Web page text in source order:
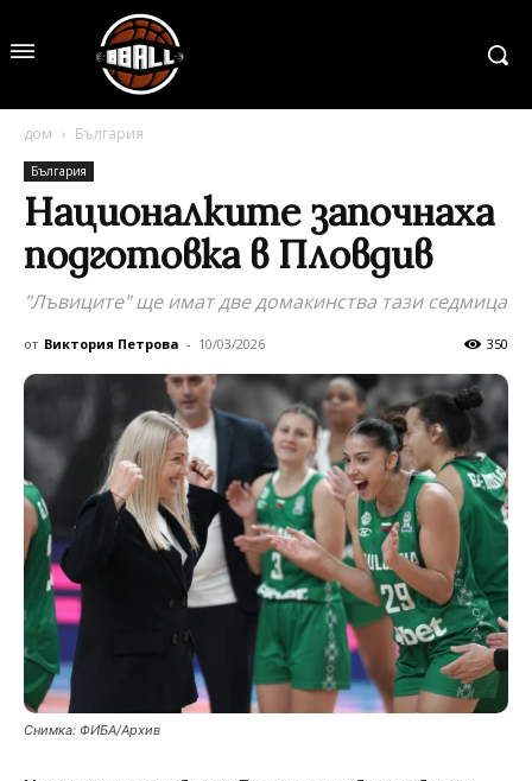
дом България
България
Националките започнаха
подготовка в Пловдив
"Лъвиците" ще имат две домакинства тази седмица
от Виктория Петрова - 10/03/2026 350
Снимка: ФИБА/Архив